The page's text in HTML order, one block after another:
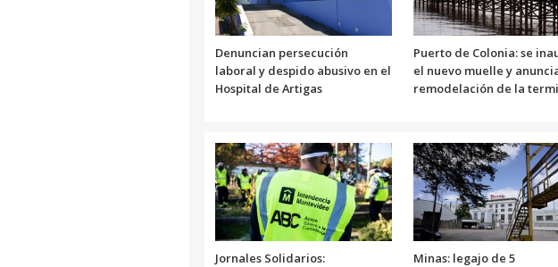
Denuncian persecución
laboral y despido abusivo en el
Hospital de Artigas
Puerto de Colonia: se
el nuevo muelle y
remodelación de la
Jornales Solidarios: Minas: legajo de 5